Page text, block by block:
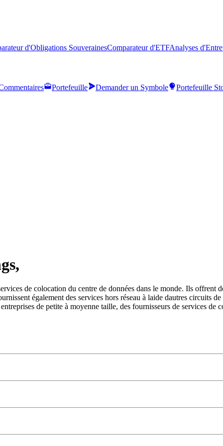
d'Obligations SouverainesComparateur d'ETFAnalyses
Portefeuille Demander un Symbole Portefeuille
de colocation du centre de données dans le monde. Ils offrent
également des services hors réseau à laide dautres circuits
de petite à moyenne taille, des fournisseurs de services de